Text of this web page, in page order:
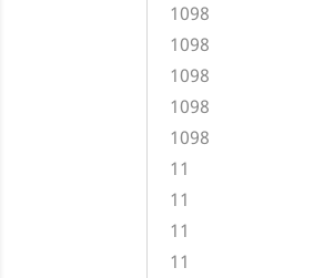
1098
1098
1098
1098
1098
11
11
11
11